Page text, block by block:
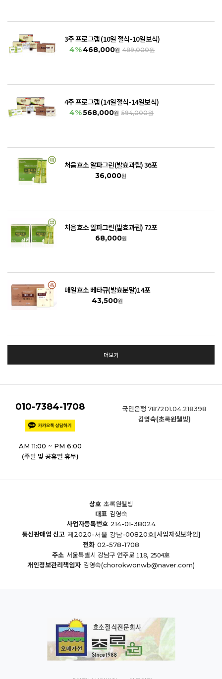
3주 프로그램 (10일 절식-10일보식)
4%468,000원 489,000원
4주 프로그램 (14일절식-14일보식)
4%568,000원 594,000원
처음효소 알파그린(발효과립) 36포
36,000원
처음효소 알파그린(발효과립) 72포
68,000원
매일효소 베타큐(발효분말)14포
43,500원
더보기
010-7384-1708
AM 11:00 ~ PM 6:00
(주말 및 공휴일 휴무)
국민은행 787201.04.218398
김영숙(초록원웰빙)
상호 초록원웰빙
대표 김영숙
사업자등록번호 214-01-38024
통신판매업 신고 제2020-서울 강남-00820호[사업자정보확인]
전화 02-578-1708
주소 서울특별시 강남구 언주로 118, 2504호
개인정보관리책임자 김영숙(chorokwonwb@naver.com)